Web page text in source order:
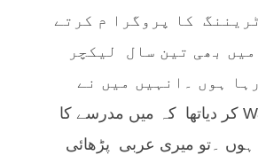
کا پروگرا م کرتے
میں بھی تین سال لیکچر
ہوں ۔انہیں میں نے
پہلے ہی Warn کر دیاتھا کہ میں مدرسے کا
ہوں ۔تو میری عربی پڑھائی